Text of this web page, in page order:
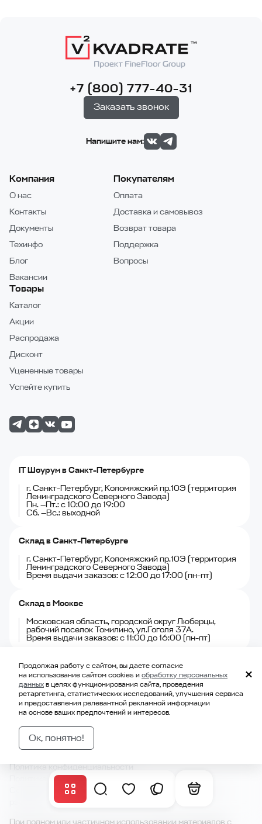
+7 (800) 777-40-31
Заказать звонок
Напишите нам:
Компания
О нас
Контакты
Документы
Техинфо
Блог
Вакансии
Покупателям
Оплата
Доставка и самовывоз
Возврат товара
Поддержка
Вопросы
Товары
Каталог
Акции
Распродажа
Дисконт
Уцененные товары
Успейте купить
IT Шоурум в Санкт-Петербурге
г. Санкт-Петербург, Коломяжский пр.10Э (территория
Ленинградского Северного Завода)
Пн. —Пт.: с 10:00 до 19:00
Сб. —Вс.: выходной
Склад в Санкт-Петербурге
г. Санкт-Петербург, Коломяжский пр.10Э (территория
Ленинградского Северного Завода)
Время выдачи заказов: с 12:00 до 17:00 (пн-пт)
Склад в Москве
Московская область, городской округ Люберцы,
рабочий поселок Томилино, ул.Гоголя 37А.
Время выдачи заказов: с 11:00 до 16:00 (пн-пт)
Способы оплаты
Политика конфиденциальности
Политика использования cookie
Согласие на получение рекламной и информационной
При полном или частичном использовании материалов с
Продолжая работу с сайтом, вы даете согласие
на использование сайтом cookies иобработку персональных
данныхв целях функционирования сайта, проведения
ретаргетинга, статистических исследований, улучшения сервиса
и предоставления релевантной рекламной информации
на основе ваших предпочтений и интересов.
Ок, понятно!